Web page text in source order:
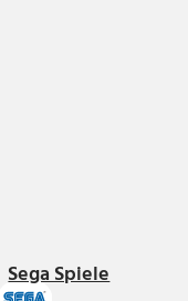
Sega Spiele